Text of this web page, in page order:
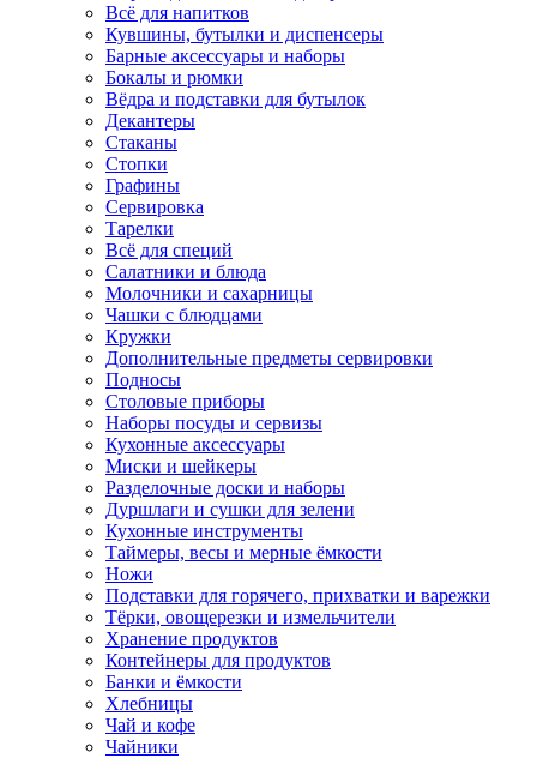
Всё для напитков
Кувшины, бутылки и диспенсеры
Барные аксессуары и наборы
Бокалы и рюмки
Вёдра и подставки для бутылок
Декантеры
Стаканы
Стопки
Графины
Сервировка
Тарелки
Всё для специй
Салатники и блюда
Молочники и сахарницы
Чашки с блюдцами
Кружки
Дополнительные предметы сервировки
Подносы
Столовые приборы
Наборы посуды и сервизы
Кухонные аксессуары
Миски и шейкеры
Разделочные доски и наборы
Дуршлаги и сушки для зелени
Кухонные инструменты
Таймеры, весы и мерные ёмкости
Ножи
Подставки для горячего, прихватки и варежки
Тёрки, овощерезки и измельчители
Хранение продуктов
Контейнеры для продуктов
Банки и ёмкости
Хлебницы
Чай и кофе
Чайники